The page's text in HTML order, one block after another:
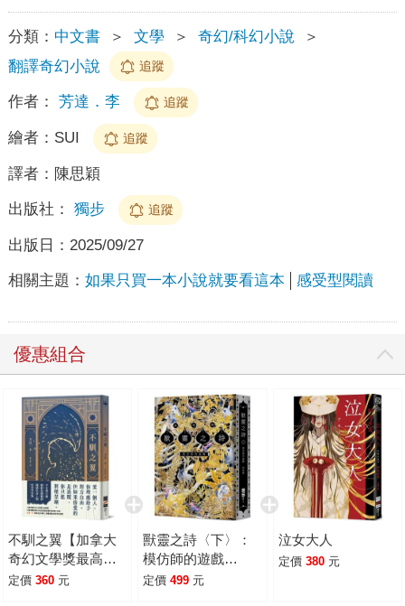
分類： 中文書 ＞ 文學 ＞ 奇幻/科幻小說
＞
翻譯奇幻小說
追蹤
作者： 芳達．李 追蹤
繪者： SUI 追蹤
譯者： 陳思穎
出版社： 獨步 追蹤
出版日： 2025/09/27
相關主題： 如果只買一本小說就要看這本 感受型閱讀
優惠組合
不馴之翼【加拿大
奇幻文學獎最高榮
耀「極光獎」得獎
定價 360 元
獸靈之詩〈下〉：
模仿師的遊戲
【《新神》作家一
定價 499 元
泣女大人
定價 380 元